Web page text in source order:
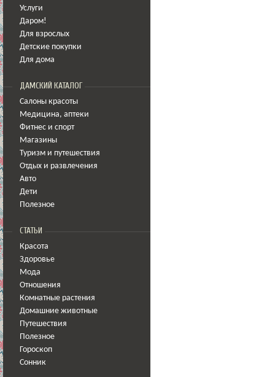
Услуги
Даром!
Для взрослых
Детские покупки
Для дома
ДАМСКИЙ КАТАЛОГ
Салоны красоты
Медицина, аптеки
Фитнес и спорт
Магазины
Туризм и путешествия
Отдых и развлечения
Авто
Дети
Полезное
СТАТЬИ
Красота
Здоровье
Мода
Отношения
Комнатные растения
Домашние животные
Путешествия
Полезное
Гороскоп
Сонник